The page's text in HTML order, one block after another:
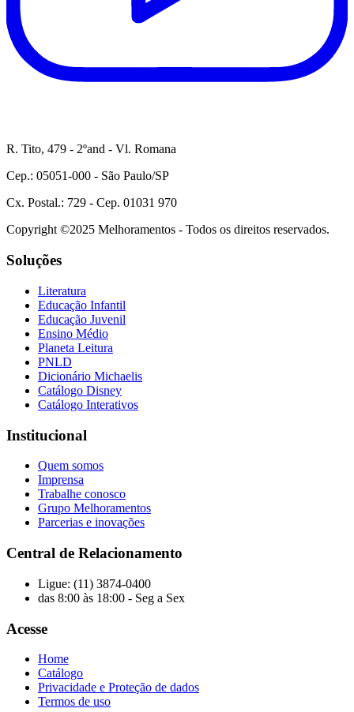
R. Tito, 479 - 2ºand - Vl. Romana
Cep.: 05051-000 - São Paulo/SP
Cx. Postal.: 729 - Cep. 01031 970
Copyright ©2025 Melhoramentos - Todos os direitos reservados.
Soluções
Literatura
Educação Infantil
Educação Juvenil
Ensino Médio
Planeta Leitura
PNLD
Dicionário Michaelis
Catálogo Disney
Catálogo Interativos
Institucional
Quem somos
Imprensa
Trabalhe conosco
Grupo Melhoramentos
Parcerias e inovações
Central de Relacionamento
Ligue: (11) 3874-0400
das 8:00 às 18:00 - Seg a Sex
Acesse
Home
Catálogo
Privacidade e Proteção de dados
Termos de uso